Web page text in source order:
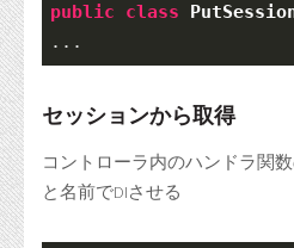
public
class
...
セッションから取得
コントローラ内のハンドラ関
と名前でDIさせる